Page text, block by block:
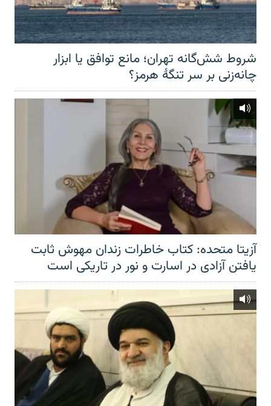
شروط شش‌گانه تهران؛ مانع توافق یا ابزار
چانه‌زنی بر سر تنگهٔ هرمز؟
آزیتا متحده: کتاب خاطرات زندان مهوش ثابت
یافتن آزادی در اسارت و نور در تاریکی است